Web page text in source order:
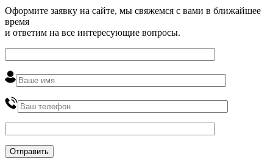
Оформите заявку на сайте, мы свяжемся с вами в ближайшее
время
и ответим на все интересующие вопросы.